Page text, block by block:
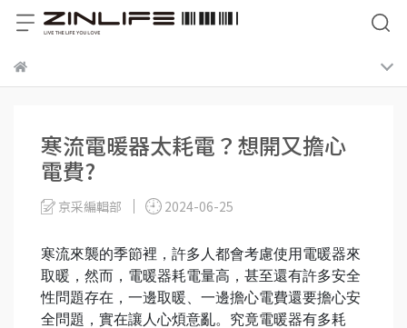
寒流電暖器太耗電？想開又擔心
電費?
京采編輯部 2024-06-25
寒流來襲的季節裡，許多人都會考慮使用電暖器來
取暖，然而，電暖器耗電量高，甚至還有許多安全
性問題存在，一邊取暖、一邊擔心電費還要擔心安
全問題，實在讓人心煩意亂。究竟電暖器有多耗